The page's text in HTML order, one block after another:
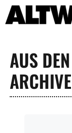
Zum
Inhalt
AUS